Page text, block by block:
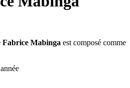
Mabinga est composé comme